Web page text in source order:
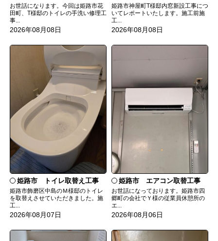
お世話になります。今回は姫路市花
田町、T様邸のトイレの手洗い修理工
事...
2026年08月08日
姫路市神屋町T様邸内窓新設工事につ
いてレポートいたします。施工前施
工...
2026年08月08日
姫路市 トイレ取替え工事
姫路市飾磨区中島のＭ様邸のトイレ
を取替えさせていただきました。施
工...
2026年08月07日
姫路市 エアコン取替工事
お世話になっております。姫路市四
郷町の会社でＹ様の従業員休憩所の
エ...
2026年08月06日